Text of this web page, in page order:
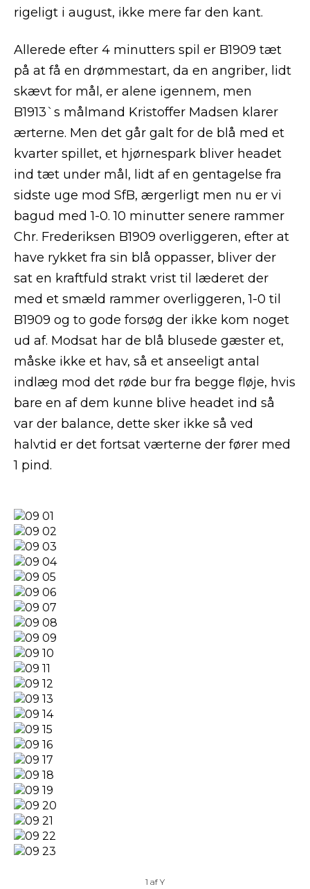
rigeligt i august, ikke mere far den kant.
Allerede efter 4 minutters spil er B1909 tæt
på at få en drømmestart, da en angriber, lidt
skævt for mål, er alene igennem, men
B1913`s målmand Kristoffer Madsen klarer
ærterne. Men det går galt for de blå med et
kvarter spillet, et hjørnespark bliver headet
ind tæt under mål, lidt af en gentagelse fra
sidste uge mod SfB, ærgerligt men nu er vi
bagud med 1-0. 10 minutter senere rammer
Chr. Frederiksen B1909 overliggeren, efter at
have rykket fra sin blå oppasser, bliver der
sat en kraftfuld strakt vrist til læderet der
med et smæld rammer overliggeren, 1-0 til
B1909 og to gode forsøg der ikke kom noget
ud af. Modsat har de blå blusede gæster et,
måske ikke et hav, så et anseeligt antal
indlæg mod det røde bur fra begge fløje, hvis
bare en af dem kunne blive headet ind så
var der balance, dette sker ikke så ved
halvtid er det fortsat værterne der fører med
1 pind.
1 af Y